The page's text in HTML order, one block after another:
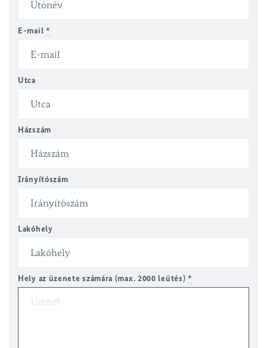
E-mail *
Utca
Házszám
Irányítószám
Lakóhely
Hely az üzenete számára (max. 2000 leütés)*